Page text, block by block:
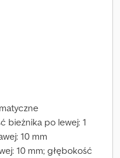
bieżnika po lewej: 1
10 mm
10 mm; głębokość